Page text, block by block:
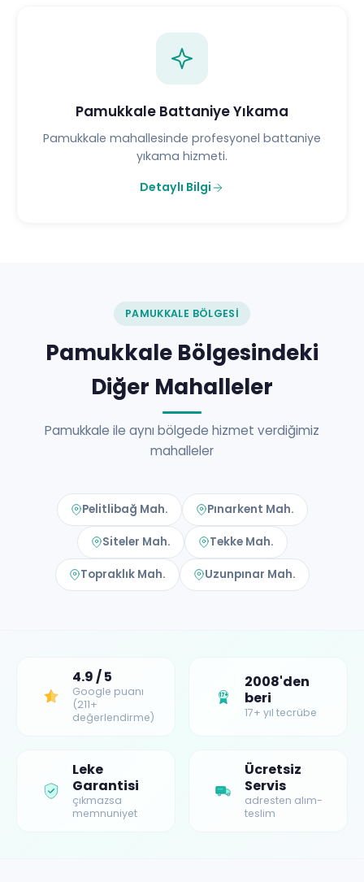
Pamukkale Battaniye Yıkama
Pamukkale mahallesinde profesyonel battaniye
yıkama hizmeti.
Detaylı Bilgi
PAMUKKALE BÖLGESI
Pamukkale Bölgesindeki
Diğer Mahalleler
Pamukkale ile aynı bölgede hizmet verdiğimiz
mahalleler
Pelitlibağ Mah. Pınarkent Mah.
Siteler Mah. Tekke Mah.
Topraklık Mah. Uzunpınar Mah.
4.9 / 5
Google puanı
(211+
değerlendirme)
17+
2008'den
beri
17+ yıl tecrübe
Leke
Garantisi
çıkmazsa
memnuniyet
Ücretsiz
Servis
adresten alım-
teslim